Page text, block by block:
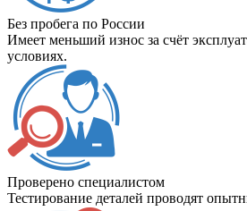
Без пробега по России
Имеет меньший износ за счёт
условиях.
Проверено специалистом
Тестирование деталей проводят